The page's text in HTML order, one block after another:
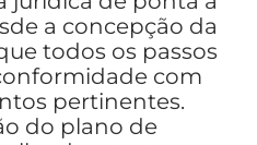
a concepção da
todos os passos
com
pertinentes.
do plano de